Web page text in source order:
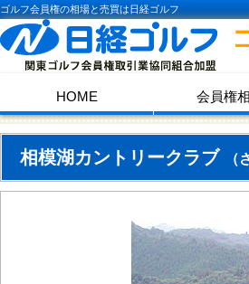
ゴルフ会員権の相場と売買は日経ゴルフ
HOME 会員権
相模湖カントリークラブ （